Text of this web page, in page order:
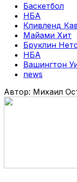
Баскетбол
НБА
Кливленд
Майами Хит
Бруклин Нетс
НБА
Вашингтон
news
Автор: Михаил